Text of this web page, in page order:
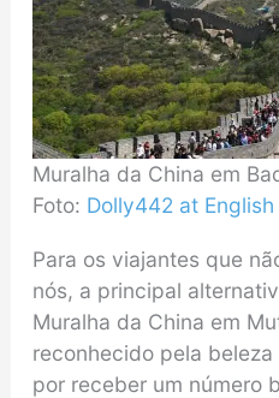
Muralha da China em
Foto: Dolly442 at
Para os viajantes que
nós, a principal
Muralha da China em
reconhecido pela
por receber um número